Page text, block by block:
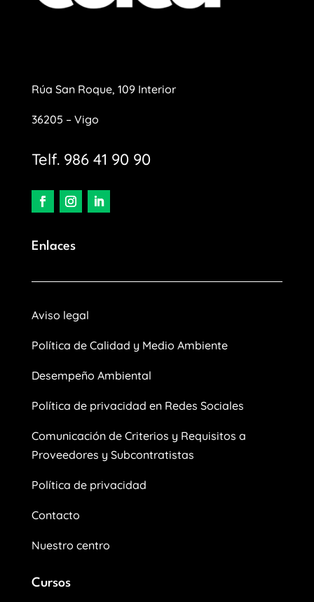
Rúa San Roque, 109 Interior
36205 – Vigo
Telf. 986 41 90 90
Enlaces
Aviso legal
Política de Calidad y Medio Ambiente
Desempeño Ambiental
Política de privacidad en Redes Sociales
Comunicación de Criterios y Requisitos a
Proveedores y Subcontratistas
Política de privacidad
Contacto
Nuestro centro
Cursos